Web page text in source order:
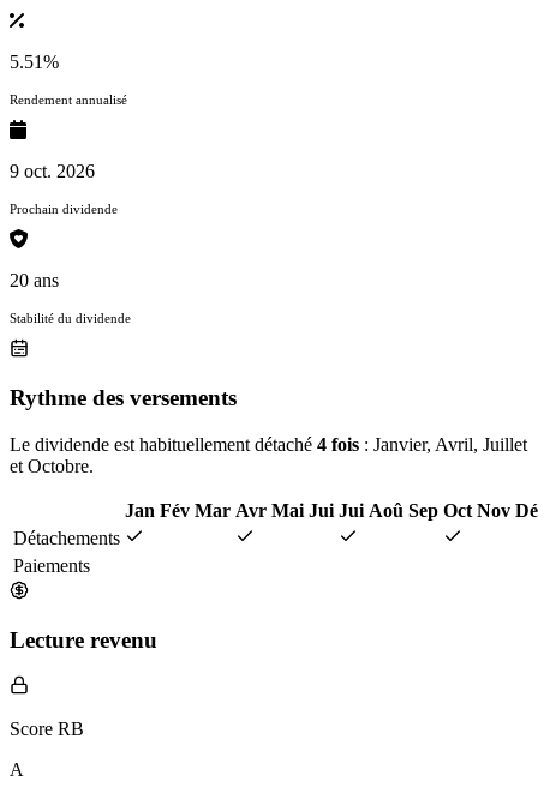
5.51%
Rendement annualisé
9 oct. 2026
Prochain dividende
20 ans
Stabilité du dividende
Rythme des versements
Le dividende est habituellement détaché 4 fois : Janvier, Avril, Juillet
et Octobre.
Jan Fév Mar Avr Mai Jui Jui Aoû Sep Oct Nov
Détachements
Paiements
Lecture revenu
Score RB
A